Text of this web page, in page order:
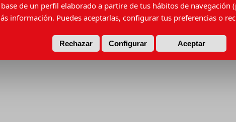
de un perfil elaborado a partire de tus hábitos de navegación
información. Puedes aceptarlas, configurar tus preferencias o
Rechazar Configurar Aceptar